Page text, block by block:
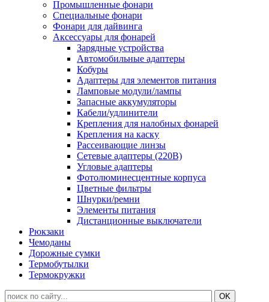
Промышленные фонари
Специальные фонари
Фонари для дайвинга
Аксессуары для фонарей
Зарядные устройства
Автомобильные адаптеры
Кобуры
Адаптеры для элементов питания
Ламповые модули/лампы
Запасные аккумуляторы
Кабели/удлинители
Крепления для налобных фонарей
Крепления на каску
Рассеивающие линзы
Сетевые адаптеры (220В)
Угловые адаптеры
Фотолюминесцентные корпуса
Цветные фильтры
Шнурки/ремни
Элементы питания
Дистанционные выключатели
Рюкзаки
Чемоданы
Дорожные сумки
Термобутылки
Термокружки